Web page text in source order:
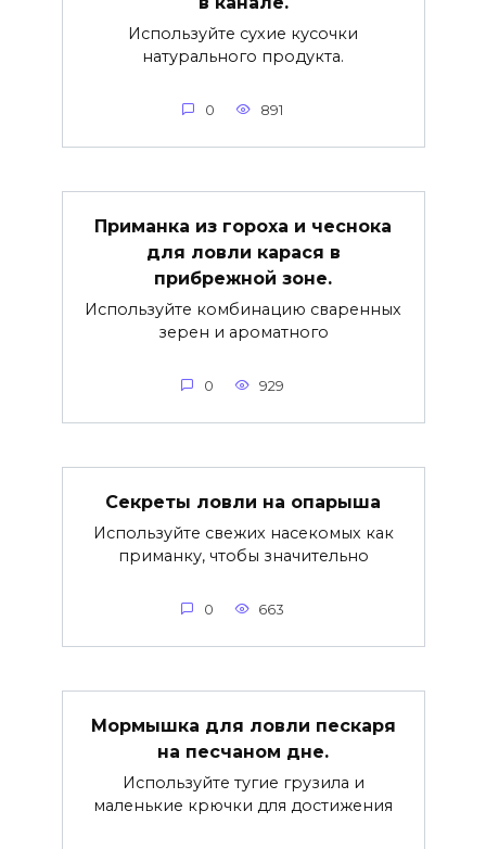
Используйте сухие кусочки
натурального продукта.
0 891
Приманка из гороха и чеснока
для ловли карася в
прибрежной зоне.
Используйте комбинацию сваренных
зерен и ароматного
0 929
Секреты ловли на опарыша
Используйте свежих насекомых как
приманку, чтобы значительно
0 663
Мормышка для ловли пескаря
на песчаном дне.
Используйте тугие грузила и
маленькие крючки для достижения